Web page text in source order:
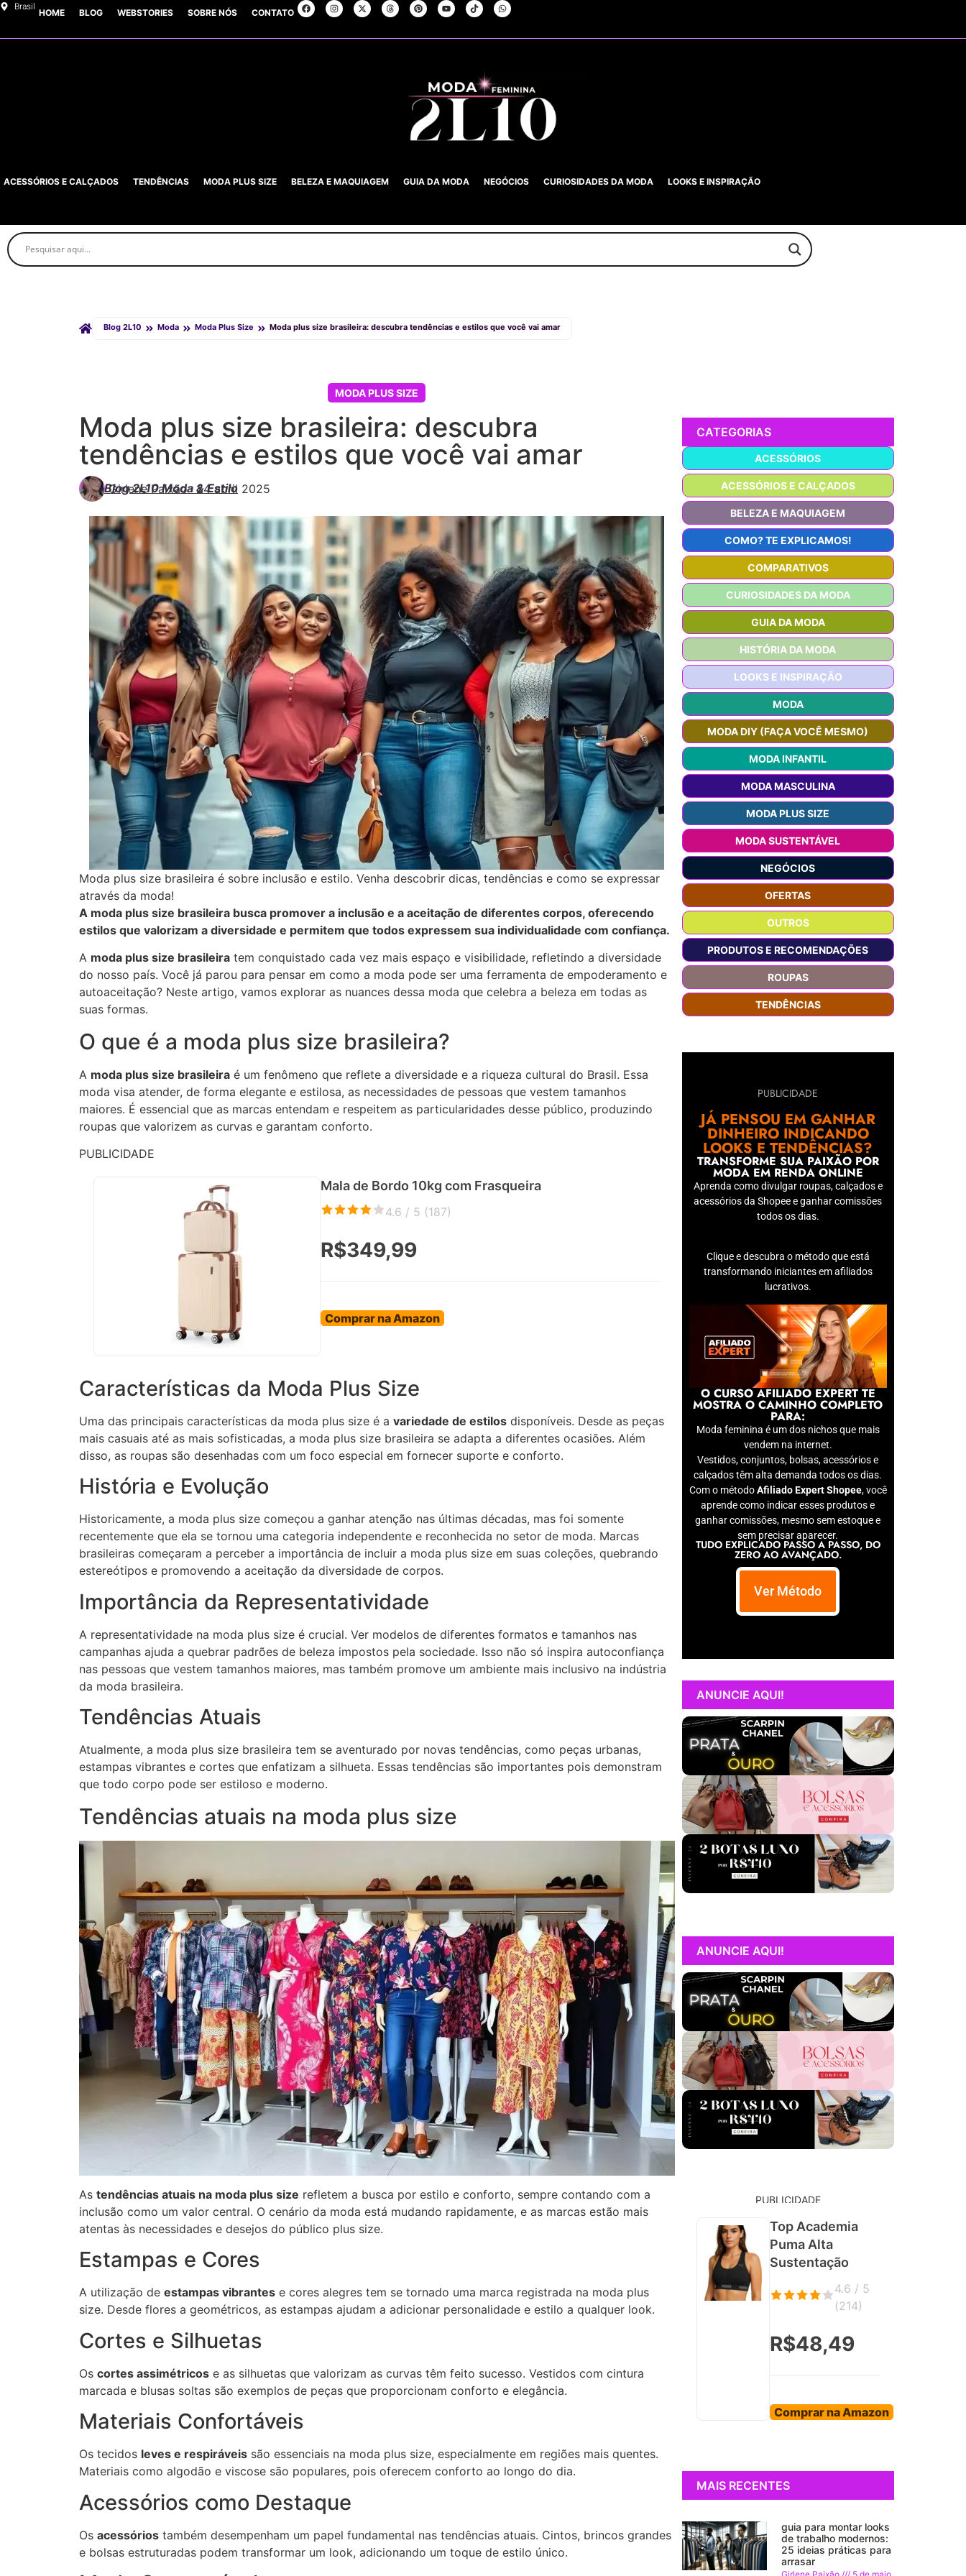
Brasil HOME BLOG WEBSTORIES SOBRE NÓS CONTATO
ACESSÓRIOS E CALÇADOS TENDÊNCIAS MODA PLUS SIZE BELEZA E MAQUIAGEM GUIA DA MODA NEGÓCIOS CURIOSIDADES DA MODA LOOKS E INSPIRAÇÃO
Blog 2L10 Moda Moda Plus Size Moda plus size brasileira: descubra tendências e estilos que você vai amar
MODA PLUS SIZE
Moda plus size brasileira: descubra
tendências e estilos que você vai amar
Blog 2L10 Moda & Estilo
Girlene Paixão- 24 abril 2025
Moda plus size brasileira é sobre inclusão e estilo. Venha descobrir dicas, tendências e como se expressar
através da moda!
A moda plus size brasileira busca promover a inclusão e a aceitação de diferentes corpos, oferecendo
estilos que valorizam a diversidade e permitem que todos expressem sua individualidade com confiança.
A moda plus size brasileira tem conquistado cada vez mais espaço e visibilidade, refletindo a diversidade
do nosso país. Você já parou para pensar em como a moda pode ser uma ferramenta de empoderamento e
autoaceitação? Neste artigo, vamos explorar as nuances dessa moda que celebra a beleza em todas as
suas formas.
O que é a moda plus size brasileira?
A moda plus size brasileira é um fenômeno que reflete a diversidade e a riqueza cultural do Brasil. Essa
moda visa atender, de forma elegante e estilosa, as necessidades de pessoas que vestem tamanhos
maiores. É essencial que as marcas entendam e respeitem as particularidades desse público, produzindo
roupas que valorizem as curvas e garantam conforto.
PUBLICIDADE
Mala de Bordo 10kg com Frasqueira
4.6 / 5 (187)
R$349,99
Comprar na Amazon
Características da Moda Plus Size
Uma das principais características da moda plus size é a variedade de estilos disponíveis. Desde as peças
mais casuais até as mais sofisticadas, a moda plus size brasileira se adapta a diferentes ocasiões. Além
disso, as roupas são desenhadas com um foco especial em fornecer suporte e conforto.
História e Evolução
Historicamente, a moda plus size começou a ganhar atenção nas últimas décadas, mas foi somente
recentemente que ela se tornou uma categoria independente e reconhecida no setor de moda. Marcas
brasileiras começaram a perceber a importância de incluir a moda plus size em suas coleções, quebrando
estereótipos e promovendo a aceitação da diversidade de corpos.
Importância da Representatividade
A representatividade na moda plus size é crucial. Ver modelos de diferentes formatos e tamanhos nas
campanhas ajuda a quebrar padrões de beleza impostos pela sociedade. Isso não só inspira autoconfiança
nas pessoas que vestem tamanhos maiores, mas também promove um ambiente mais inclusivo na indústria
da moda brasileira.
Tendências Atuais
Atualmente, a moda plus size brasileira tem se aventurado por novas tendências, como peças urbanas,
estampas vibrantes e cortes que enfatizam a silhueta. Essas tendências são importantes pois demonstram
que todo corpo pode ser estiloso e moderno.
Tendências atuais na moda plus size
As tendências atuais na moda plus size refletem a busca por estilo e conforto, sempre contando com a
inclusão como um valor central. O cenário da moda está mudando rapidamente, e as marcas estão mais
atentas às necessidades e desejos do público plus size.
Estampas e Cores
A utilização de estampas vibrantes e cores alegres tem se tornado uma marca registrada na moda plus
size. Desde flores a geométricos, as estampas ajudam a adicionar personalidade e estilo a qualquer look.
Cortes e Silhuetas
Os cortes assimétricos e as silhuetas que valorizam as curvas têm feito sucesso. Vestidos com cintura
marcada e blusas soltas são exemplos de peças que proporcionam conforto e elegância.
Materiais Confortáveis
Os tecidos leves e respiráveis são essenciais na moda plus size, especialmente em regiões mais quentes.
Materiais como algodão e viscose são populares, pois oferecem conforto ao longo do dia.
Acessórios como Destaque
Os acessórios também desempenham um papel fundamental nas tendências atuais. Cintos, brincos grandes
e bolsas estruturadas podem transformar um look, adicionando um toque de estilo único.
CATEGORIAS
ACESSÓRIOS
ACESSÓRIOS E CALÇADOS
BELEZA E MAQUIAGEM
COMO? TE EXPLICAMOS!
COMPARATIVOS
CURIOSIDADES DA MODA
GUIA DA MODA
HISTÓRIA DA MODA
LOOKS E INSPIRAÇÃO
MODA
MODA DIY (FAÇA VOCÊ MESMO)
MODA INFANTIL
MODA MASCULINA
MODA PLUS SIZE
MODA SUSTENTÁVEL
NEGÓCIOS
OFERTAS
OUTROS
PRODUTOS E RECOMENDAÇÕES
ROUPAS
TENDÊNCIAS
PUBLICIDADE
JÁ PENSOU EM GANHAR
DINHEIRO INDICANDO
LOOKS E TENDÊNCIAS?
TRANSFORME SUA PAIXÃO POR
MODA EM RENDA ONLINE
Aprenda como divulgar roupas, calçados e
acessórios da Shopee e ganhar comissões
todos os dias.
Clique e descubra o método que está
transformando iniciantes em afiliados
lucrativos.
O CURSO AFILIADO EXPERT TE
MOSTRA O CAMINHO COMPLETO
PARA:
Moda feminina é um dos nichos que mais
vendem na internet.
Vestidos, conjuntos, bolsas, acessórios e
calçados têm alta demanda todos os dias.
Com o métodoAfiliado Expert Shopee, você
aprende como indicar esses produtos e
ganhar comissões, mesmo sem estoque e
sem precisar aparecer.
TUDO EXPLICADO PASSO A PASSO, DO
ZERO AO AVANÇADO.
Ver Método
ANUNCIE AQUI!
ANUNCIE AQUI!
PUBLICIDADE
Top Academia
Puma Alta
Sustentação
4.6 / 5
(214)
R$48,49
Comprar na Amazon
MAIS RECENTES
guia para montar looks
de trabalho modernos:
25 ideias práticas para
arrasar